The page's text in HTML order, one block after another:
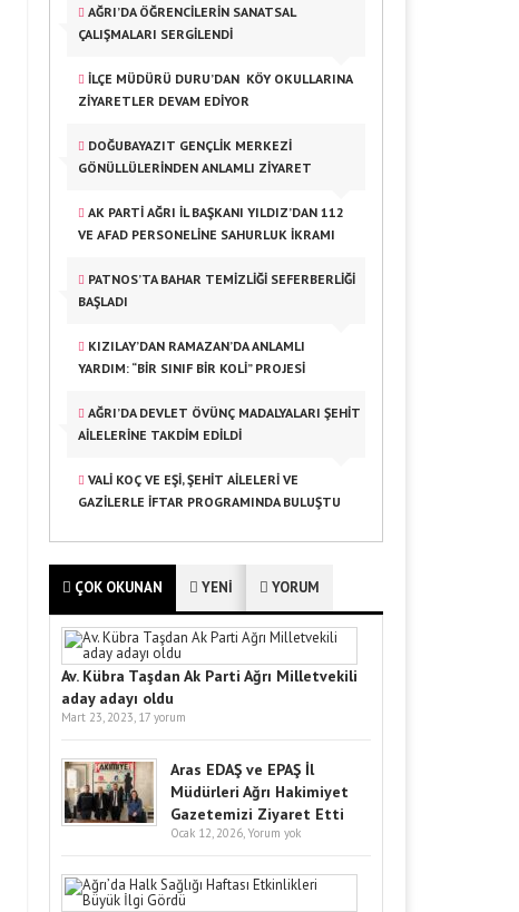
AĞRI’DA ÖĞRENCILERIN SANATSAL
ÇALIŞMALARI SERGILENDI
İLÇE MÜDÜRÜ DURU’DAN KÖY OKULLARINA
ZIYARETLER DEVAM EDIYOR
DOĞUBAYAZIT GENÇLIK MERKEZI
GÖNÜLLÜLERINDEN ANLAMLI ZIYARET
AK PARTI AĞRI İL BAŞKANI YILDIZ’DAN 112
VE AFAD PERSONELINE SAHURLUK İKRAMI
PATNOS’TA BAHAR TEMIZLIĞI SEFERBERLIĞI
BAŞLADI
KIZILAY’DAN RAMAZAN’DA ANLAMLI
YARDIM: “BIR SINIF BIR KOLI” PROJESI
AĞRI’DA DEVLET ÖVÜNÇ MADALYALARI ŞEHIT
AILELERINE TAKDIM EDILDI
VALI KOÇ VE EŞI, ŞEHIT AILELERI VE
GAZILERLE İFTAR PROGRAMINDA BULUŞTU
ÇOK OKUNAN YENİ YORUM
Av. Kübra Taşdan Ak Parti Ağrı Milletvekili
aday adayı oldu
Mart 23, 2023, 17 yorum
Aras EDAŞ ve EPAŞ İl
Müdürleri Ağrı Hakimiyet
Gazetemizi Ziyaret Etti
Ocak 12, 2026, Yorum yok